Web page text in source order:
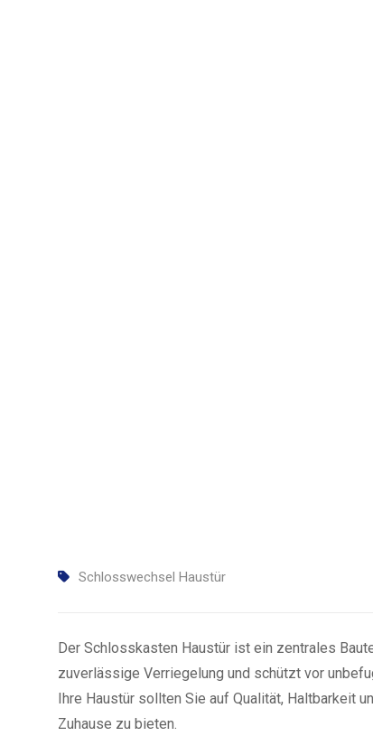
Schlosswechsel Haustür
Der Schlosskasten Haustür ist ein zentrales
zuverlässige Verriegelung und schützt vor
Ihre Haustür sollten Sie auf Qualität, Haltbarkeit
Zuhause zu bieten.